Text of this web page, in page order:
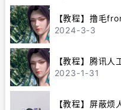
【教程】撸毛
2024-3-3
【教程】腾讯人
2023-1-31
【教程】屏蔽